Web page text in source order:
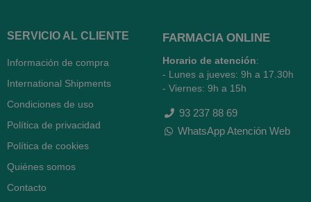
SERVICIO AL CLIENTE
Información de compra
International Shipments
Condiciones de uso
Política de privacidad
Política de cookies
Quiénes somos
Contacto
FARMACIA ONLINE
Horario de atención:
- Lunes a jueves: 9h a 17.30h
- Viernes: 9h a 15h
93 237 88 69
WhatsApp Atención Web